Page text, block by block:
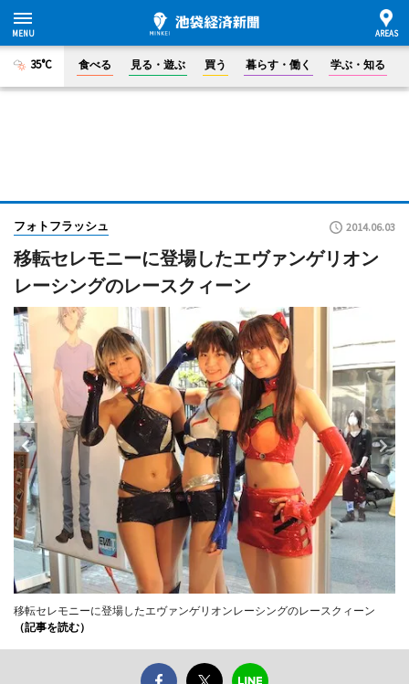
35°C 食べる 見る・遊ぶ 買う 暮らす・働く 学ぶ・知る
フォトフラッシュ 2014.06.03
移転セレモニーに登場したエヴァンゲリオン
レーシングのレースクィーン
移転セレモニーに登場したエヴァンゲリオンレーシングのレースクィーン
（記事を読む）